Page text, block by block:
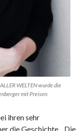
WELTEN wurde die
mit Preisen
ihren sehr
die Geschichte. „Die